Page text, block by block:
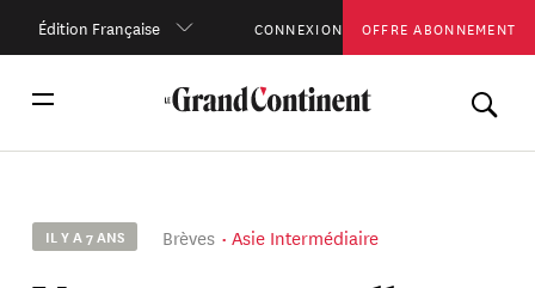
Édition Française CONNEXION OFFRE ABONNEMENT
IL Y A 7 ANS Brèves Asie Intermédiaire